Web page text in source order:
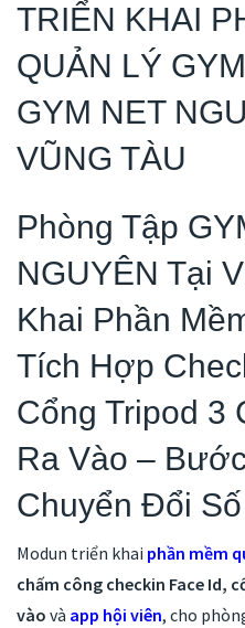
TRIỂN KHAI
QUẢN LÝ
GYM NET
VŨNG TÀU
Phòng Tập
NGUYÊN Tại
Khai Phần
Tích Hợp
Cổng Tripod 3
Ra Vào –
Chuyển Đổi Số
Modun triển khai phần mềm
chấm công checkin Face Id,
vào và app hội viên, cho